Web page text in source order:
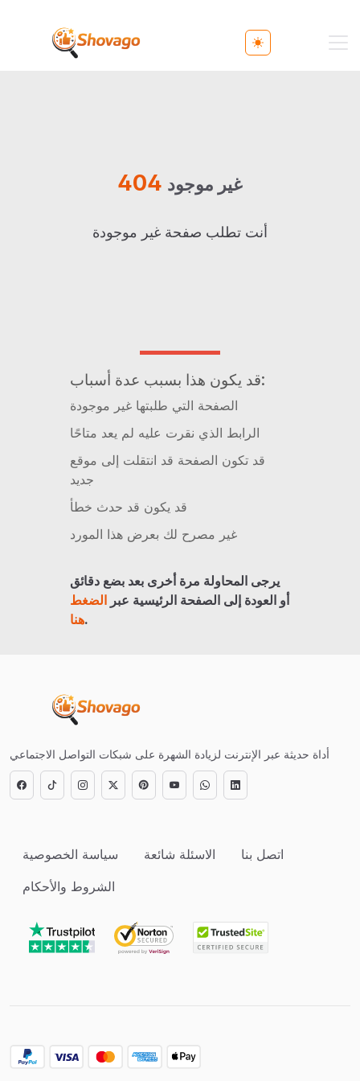
Toggle theme
404 غير موجود
أنت تطلب صفحة غير موجودة
قد يكون هذا بسبب عدة أسباب:
الصفحة التي طلبتها غير موجودة
الرابط الذي نقرت عليه لم يعد متاحًا
قد تكون الصفحة قد انتقلت إلى موقع
جديد
قد يكون قد حدث خطأ
غير مصرح لك بعرض هذا المورد
يرجى المحاولة مرة أخرى بعد بضع دقائق
أو العودة إلى الصفحة الرئيسية عبرالضغط
هنا.
أداة حديثة عبر الإنترنت لزيادة الشهرة على شبكات التواصل الاجتماعي
سياسة الخصوصية الاسئلة شائعة
اتصل بنا
الشروط والأحكام